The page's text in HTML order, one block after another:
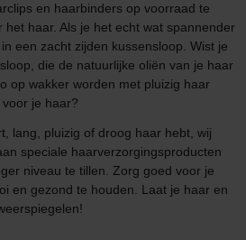
en haarbinders op voorraad te
het haar. Als je het echt wat spannender
een zacht zijden kussensloop. Wist je
die de natuurlijke oliën van je haar
op wakker worden met pluizig haar
je haar?
lang, pluizig of droog haar hebt, wij
speciale haarverzorgingsproducten
niveau te tillen. Zorg goed voor je
en gezond te houden. Laat je haar en